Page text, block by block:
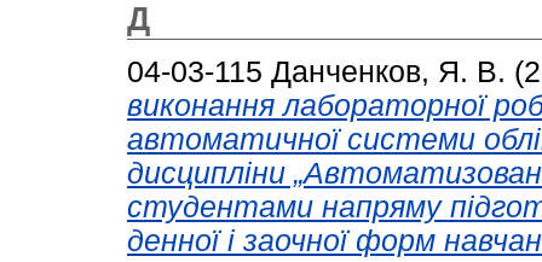
Д
04-03-115 Данченков, Я. В.
виконання лабораторної
автоматичної системи
дисципліни
студентами напряму
денної і заочної форм